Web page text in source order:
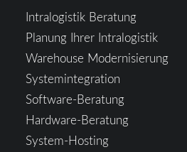
Intralogistik Beratung
Planung Ihrer Intralogistik
Warehouse Modernisierung
Systemintegration
Software-Beratung
Hardware-Beratung
System-Hosting